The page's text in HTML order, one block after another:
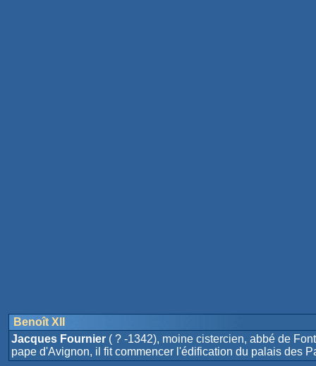
Benoît XII
Jacques Fournier ( ? -1342), moine cistercien, abbé de
pape d'Avignon, il fit commencer l'édification du palais des